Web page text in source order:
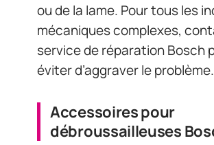
ou de la lame. Pour tous les
mécaniques complexes,
service de réparation Bosch
éviter d’aggraver le problème.
Accessoires pour
débroussailleuses